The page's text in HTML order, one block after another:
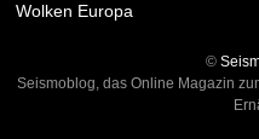
Wolken Europa
©
Seismoblog, das Online Magazin